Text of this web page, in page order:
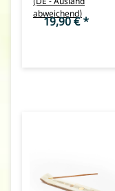
abweichend)
19,90 €*